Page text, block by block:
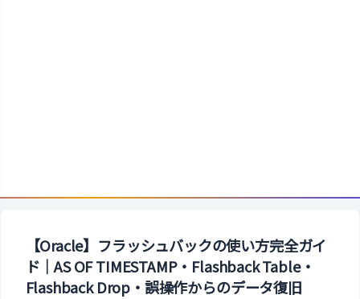
【Oracle】フラッシュバックの使い方完全ガイ
ド｜AS OF TIMESTAMP・Flashback Table・
Flashback Drop・誤操作からのデータ復旧